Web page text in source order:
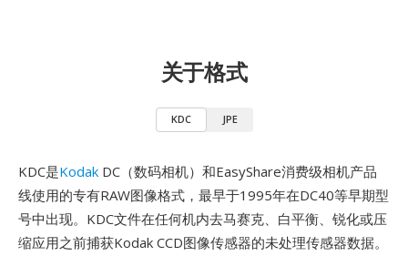
关于格式
KDC JPE
KDC是Kodak DC（数码相机）和EasyShare消费级相机产品
线使用的专有RAW图像格式，最早于1995年在DC40等早期型
号中出现。KDC文件在任何机内去马赛克、白平衡、锐化或压
缩应用之前捕获Kodak CCD图像传感器的未处理传感器数据。